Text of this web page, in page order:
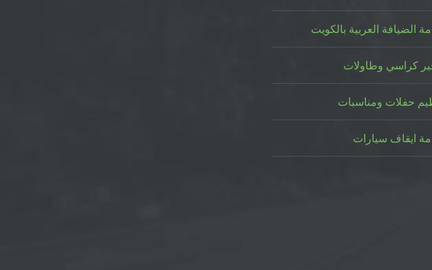
الضيافة العربية بالكويت
كراسي وطاولات
حفلات ومناسبات
ايقاف سيارات